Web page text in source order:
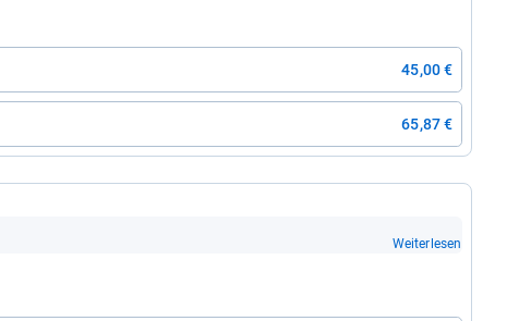
45,00 €
65,87 €
Weiterlesen